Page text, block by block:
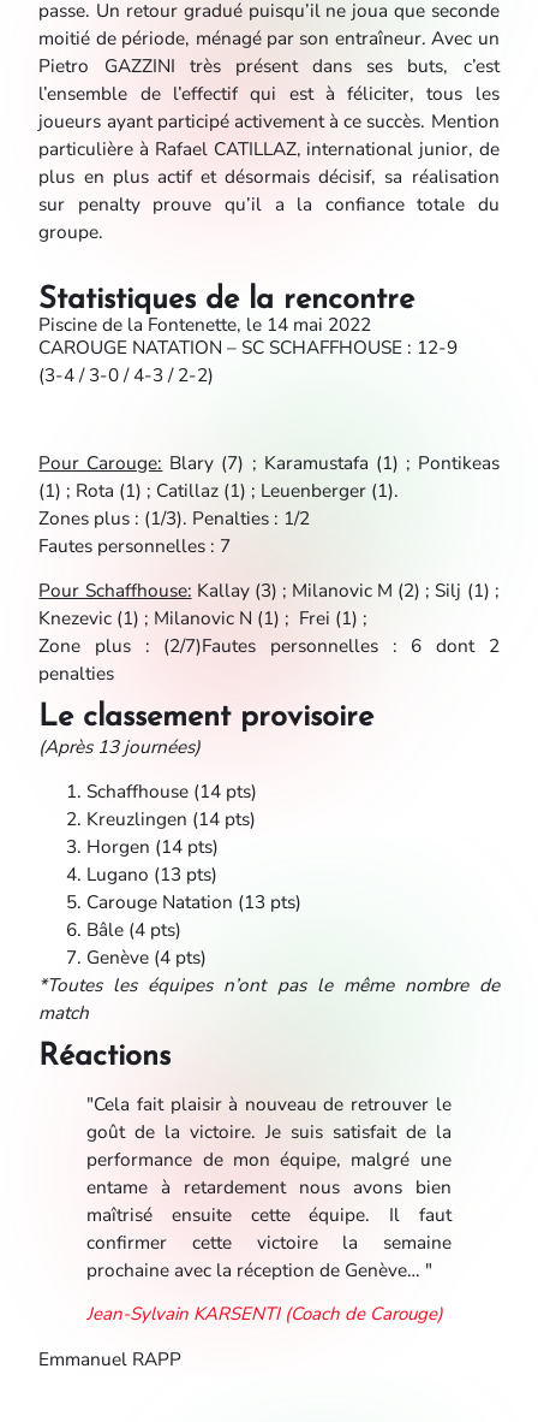
passe. Un retour gradué puisqu’il ne joua que seconde
moitié de période, ménagé par son entraîneur. Avec un
Pietro GAZZINI très présent dans ses buts, c’est
l’ensemble de l’effectif qui est à féliciter, tous les
joueurs ayant participé activement à ce succès. Mention
particulière à Rafael CATILLAZ, international junior, de
plus en plus actif et désormais décisif, sa réalisation
sur penalty prouve qu’il a la confiance totale du
groupe.
Statistiques de la rencontre
Piscine de la Fontenette, le 14 mai 2022
CAROUGE NATATION – SC SCHAFFHOUSE : 12-9
(3-4 / 3-0 / 4-3 / 2-2)
Pour Carouge: Blary (7) ; Karamustafa (1) ; Pontikeas
(1) ; Rota (1) ; Catillaz (1) ; Leuenberger (1).
Zones plus : (1/3). Penalties : 1/2
Fautes personnelles : 7
Pour Schaffhouse: Kallay (3) ; Milanovic M (2) ; Silj (1) ;
Knezevic (1) ; Milanovic N (1) ; Frei (1) ;
Zone plus : (2/7)Fautes personnelles : 6 dont 2
penalties
Le classement provisoire
(Après 13 journées)
Schaffhouse (14 pts)
Kreuzlingen (14 pts)
Horgen (14 pts)
Lugano (13 pts)
Carouge Natation (13 pts)
Bâle (4 pts)
Genève (4 pts)
*Toutes les équipes n’ont pas le même nombre de
match
Réactions
"Cela fait plaisir à nouveau de retrouver le
goût de la victoire. Je suis satisfait de la
performance de mon équipe, malgré une
entame à retardement nous avons bien
maîtrisé ensuite cette équipe. Il faut
confirmer cette victoire la semaine
prochaine avec la réception de Genève… "
Jean-Sylvain KARSENTI (Coach de Carouge)
Emmanuel RAPP